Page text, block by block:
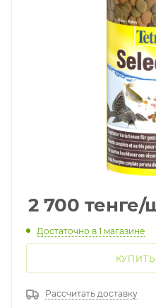
2 700 тенге/
Достаточно в 1 магазине
Рассчитать доставку